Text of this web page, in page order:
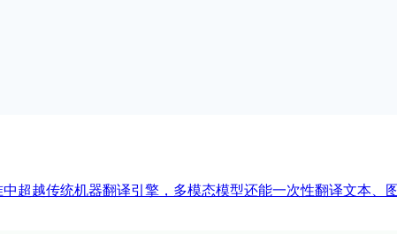
超越传统机器翻译引擎，多模态模型还能一次性翻译文本、